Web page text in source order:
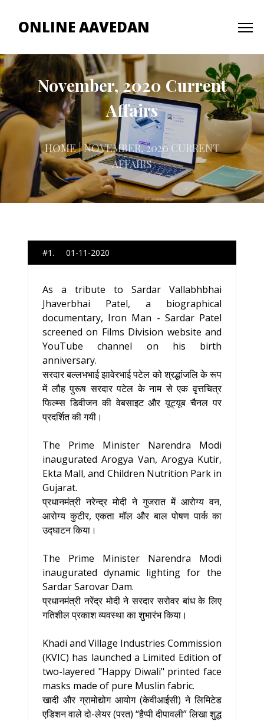
ONLINE AAVEDAN
November, 2020 Current
Affairs
HOME| NOVEMBER, 2020 CURRENT
AFFAIRS
#1. 01-11-2020
As a tribute to Sardar Vallabhbhai
Jhaverbhai Patel, a biographical
documentary, Iron Man - Sardar Patel
screened on Films Division website and
YouTube channel on his birth
anniversary.
सरदार बल्लभभाई झावेरभाई पटेल को श्रद्धांजलि के रूप
में लौह पुरूष सरदार पटेल के नाम से एक वृत्तचित्र
फिल्म्स डिवीजन की वेबसाइट और यूट्यूब चैनल पर
प्रदर्शित की गयी।
The Prime Minister Narendra Modi
inaugurated Arogya Van, Arogya Kutir,
Ekta Mall, and Children Nutrition Park in
Gujarat.
प्रधानमंत्री नरेन्द्र मोदी ने गुजरात में आरोग्य वन,
आरोग्य कुटीर, एकता मॉल और बाल पोषण पार्क का
उद्घाटन किया।
The Prime Minister Narendra Modi
inaugurated dynamic lighting for the
Sardar Sarovar Dam.
प्रधानमंत्री नरेंद्र मोदी ने सरदार सरोवर बांध के लिए
गतिशील प्रकाश व्यवस्था का शुभारंभ किया।
Khadi and Village Industries Commission
(KVIC) has launched a Limited Edition of
two-layered "Happy Diwali" printed face
masks made of pure Muslin fabric.
खादी और ग्रामोद्योग आयोग (केवीआईसी) ने लिमिटेड
एडिशन वाले दो-लेयर (परत) “हैप्पी दीपावली” लिखा शुद्ध